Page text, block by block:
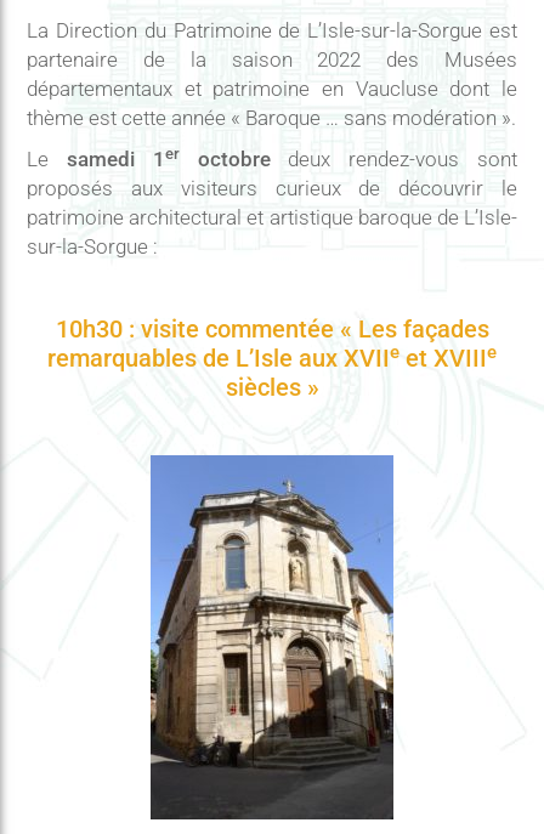
La Direction du Patrimoine de L’Isle-sur-la-Sorgue est
partenaire de la saison 2022 des Musées
départementaux et patrimoine en Vaucluse dont le
thème est cette année « Baroque … sans modération ».
Lesamedi 1 eroctobredeux rendez-vous sont
proposés aux visiteurs curieux de découvrir le
patrimoine architectural et artistique baroque de L’Isle-
sur-la-Sorgue :
10h30 : visite commentée « Les façades
remarquables de L’Isle aux XVIIe et XVIIIe
siècles »